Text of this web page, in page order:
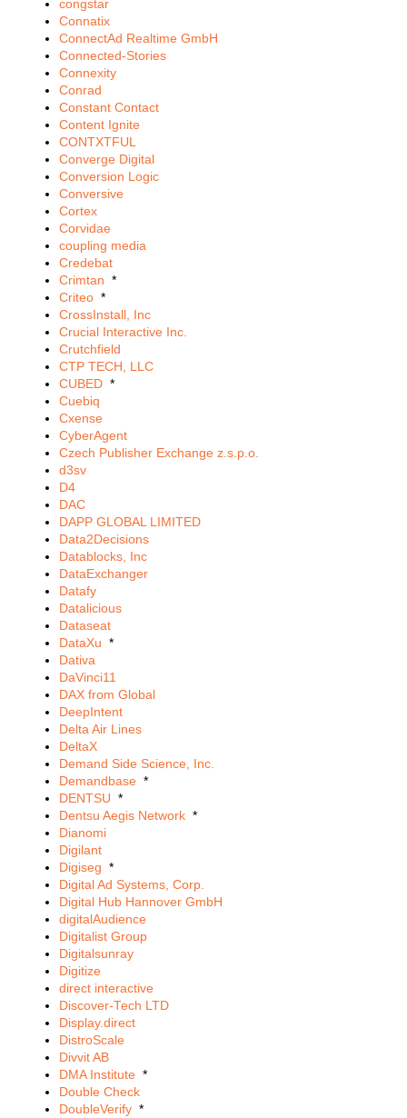
congstar
Connatix
ConnectAd Realtime GmbH
Connected-Stories
Connexity
Conrad
Constant Contact
Content Ignite
CONTXTFUL
Converge Digital
Conversion Logic
Conversive
Cortex
Corvidae
coupling media
Credebat
Crimtan *
Criteo *
CrossInstall, Inc
Crucial Interactive Inc.
Crutchfield
CTP TECH, LLC
CUBED *
Cuebiq
Cxense
CyberAgent
Czech Publisher Exchange z.s.p.o.
d3sv
D4
DAC
DAPP GLOBAL LIMITED
Data2Decisions
Datablocks, Inc
DataExchanger
Datafy
Datalicious
Dataseat
DataXu *
Dativa
DaVinci11
DAX from Global
DeepIntent
Delta Air Lines
DeltaX
Demand Side Science, Inc.
Demandbase *
DENTSU *
Dentsu Aegis Network *
Dianomi
Digilant
Digiseg *
Digital Ad Systems, Corp.
Digital Hub Hannover GmbH
digitalAudience
Digitalist Group
Digitalsunray
Digitize
direct interactive
Discover-Tech LTD
Display.direct
DistroScale
Divvit AB
DMA Institute *
Double Check
DoubleVerify *